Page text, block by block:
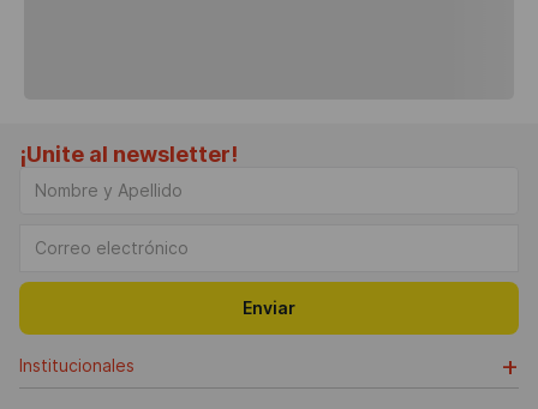
¡Unite al newsletter!
Enviar
Institucionales
+